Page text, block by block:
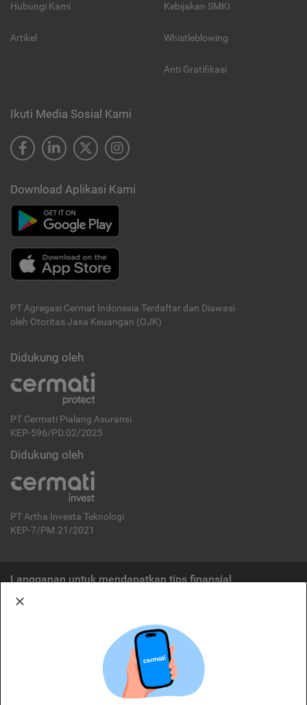
Hubungi Kami
Artikel
Kebijakan SMKI
Whistleblowing
Anti Gratifikasi
Ikuti Media Sosial Kami
Download Aplikasi Kami
PT Agregasi Cermat Indonesia Terdaftar dan Diawasi
oleh Otoritas Jasa Keuangan (OJK)
Didukung oleh
PT Cermati Pialang Asuransi
KEP-596/PD.02/2025
Didukung oleh
PT Artha Investa Teknologi
KEP-7/PM.21/2021
Langganan untuk mendapatkan tips finansial
Cermati merupakan penyelenggara agregasi jasa keuangan yang terdaftar di
OJK. Oleh karena itu, produk dan/atau layanan jasa keuangan yang
ditawarkan bukan merupakan produk dan/atau layanan jasa keuangan yang
diterbitkan oleh Cermati dan Cermati tidak bertanggung jawab atas tuntutan